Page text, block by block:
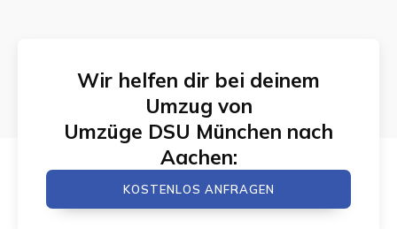
Wir helfen dir bei deinem
Umzug von
Umzüge DSU München nach
Aachen:
KOSTENLOS ANFRAGEN